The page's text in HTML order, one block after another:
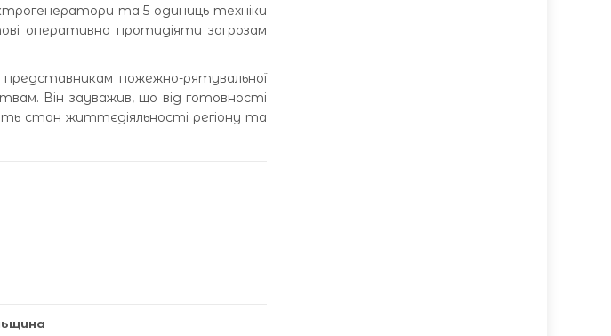
та 5 одиниць техніки
оперативно протидіяти загрозам
пожежно-рятувальної
Він зауважив, що від готовності
стан життєдіяльності регіону та